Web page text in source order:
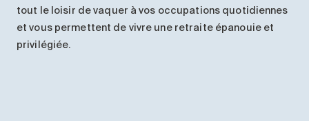
tout le loisir de vaquer à vos occupations quotidiennes
et vous permettent de vivre une retraite épanouieet
privilégiée.